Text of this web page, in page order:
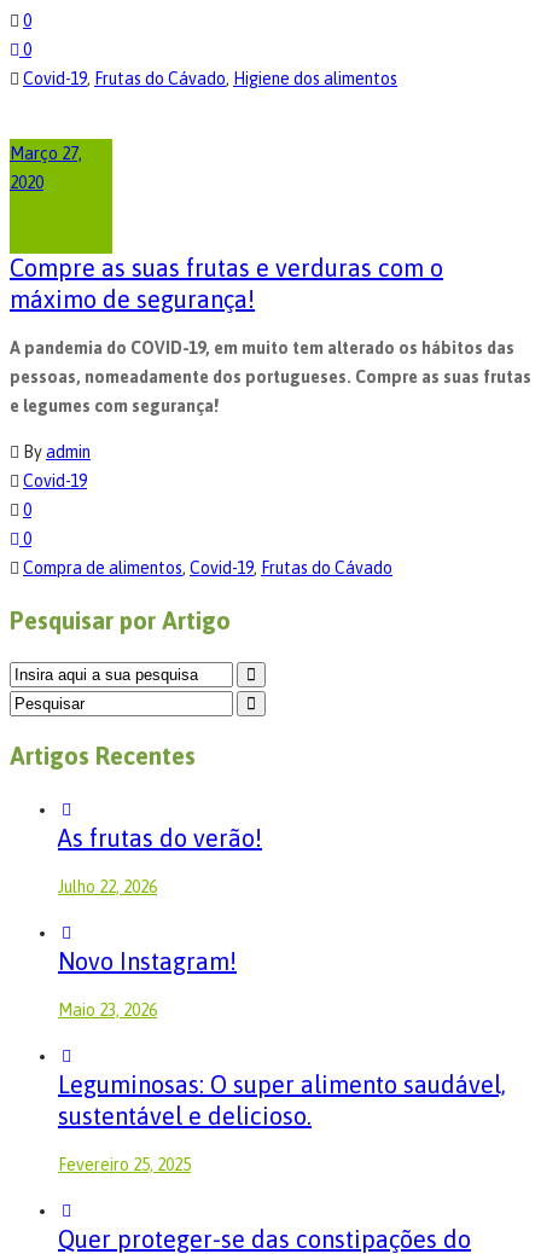
0
0
Covid-19, Frutas do Cávado, Higiene dos alimentos
Março 27,
2020
Compre as suas frutas e verduras com o
máximo de segurança!
A pandemia do COVID-19, em muito tem alterado os hábitos das
pessoas, nomeadamente dos portugueses. Compre as suas frutas
e legumes com segurança!
Byadmin
Covid-19
0
0
Compra de alimentos, Covid-19, Frutas do Cávado
Pesquisar por Artigo
Artigos Recentes
As frutas do verão!
Julho 22, 2026
Novo Instagram!
Maio 23, 2026
Leguminosas: O super alimento saudável,
sustentável e delicioso.
Fevereiro 25, 2025
Quer proteger-se das constipações do